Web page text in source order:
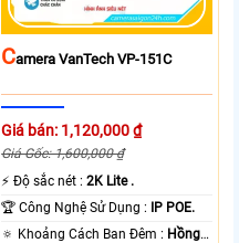
CAmera VanTech VP-151C
Giá bán: 1,120,000 ₫
Giá Gốc: 1,600,000 ₫
️⚡ Độ sắc nét :2K Lite .
🏆 Công Nghệ Sử Dụng : IP POE.
🔅 Khoảng Cách Ban Đêm : Hồng